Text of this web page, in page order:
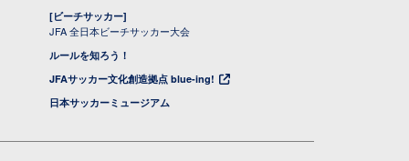
[ビーチサッカー]
JFA 全日本ビーチサッカー大会
ルールを知ろう！
JFAサッカー文化創造拠点 blue-ing!
日本サッカーミュージアム